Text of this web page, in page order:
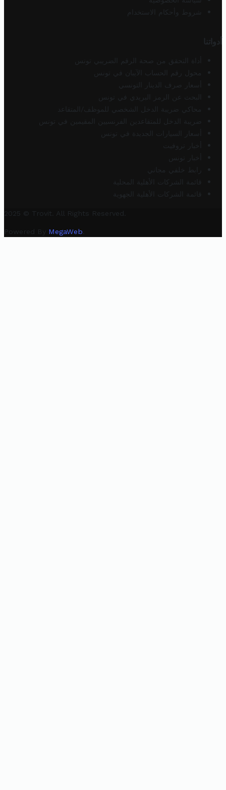
شروط وأحكام الاستخدام
أدواتنا
أداة التحقق من صحة الرقم الضريبي تونس
محول رقم الحساب الآيبان في تونس
أسعار صرف الدينار التونسي
البحث عن الرمز البريدي في تونس
محاكي ضريبة الدخل الشخصي للموظف/المتقاعد
ضريبة الدخل للمتقاعدين الفرنسيين المقيمين في تونس
أسعار السيارات الجديدة في تونس
أخبار تروفيت
أخبار تونس
رابط خلفي مجاني
قائمة الشركات الأهلية المحلية
قائمة الشركات الأهلية الجهوية
2025 © Trovit. All Rights Reserved.
Powered By MegaWeb